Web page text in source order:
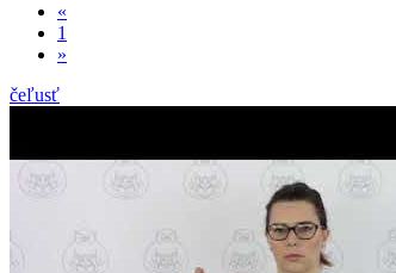
«
1
»
čeľusť